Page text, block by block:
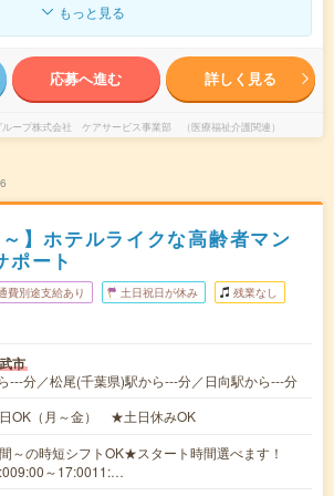
もっと見る
応募へ進む 詳しく見る
ループ株式会社 ケアサービス事業部 （医療福祉介護関連）
】ホテルライクな高齢者マン
ポート
費別途支給あり 土日祝日が休み 残業なし
市
---分／松尾(千葉県)駅から---分／日向駅から---分
OK（月～金） ★土日休みOK
～の時短シフトOK★スタート時間選べます！
～17:0011:…